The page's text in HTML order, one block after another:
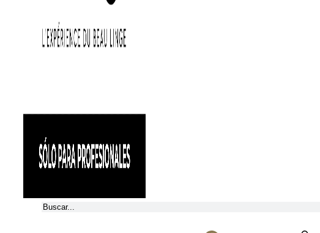
Buscar